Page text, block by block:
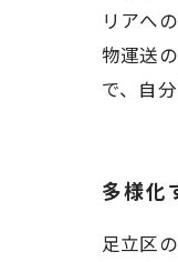
リアへ
物運送
で、自
多様化
足立区